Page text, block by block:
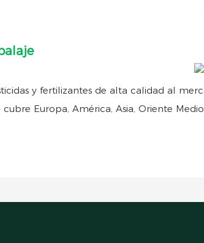
y fertilizantes de alta calidad al
Europa, América, Asia, Oriente